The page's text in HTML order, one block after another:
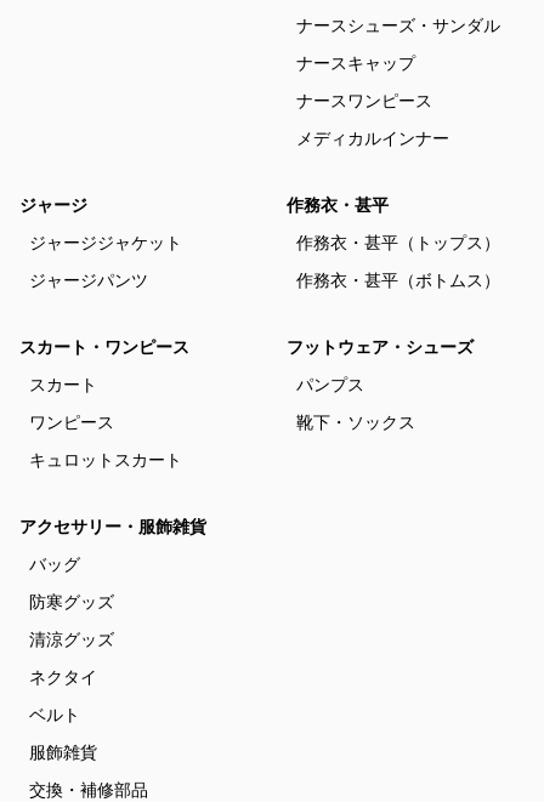
ナースシューズ・サンダル
ナースキャップ
ナースワンピース
メディカルインナー
ジャージ
ジャージジャケット
ジャージパンツ
作務衣・甚平
作務衣・甚平（トップス）
作務衣・甚平（ボトムス）
スカート・ワンピース
スカート
ワンピース
キュロットスカート
フットウェア・シューズ
パンプス
靴下・ソックス
アクセサリー・服飾雑貨
バッグ
防寒グッズ
清涼グッズ
ネクタイ
ベルト
服飾雑貨
交換・補修部品